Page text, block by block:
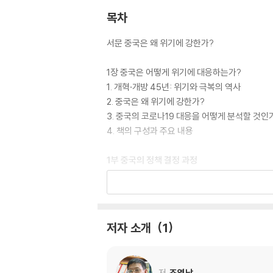
목차
서문 중국은 왜 위기에 강한가?
1장 중국은 어떻게 위기에 대응하는가?
1. 개혁·개방 45년: 위기와 극복의 역사
2. 중국은 왜 위기에 강한가?
3. 중국의 코로나19 대응을 어떻게 분석할 것인
4. 책의 구성과 주요 내용
1부 중국의 정책 결정 과정
3. 정책 결정 방식 1: 관료 방식
5. 정책 결정 방식 3: 위기 시기의 운동 방식
저자 소개 1